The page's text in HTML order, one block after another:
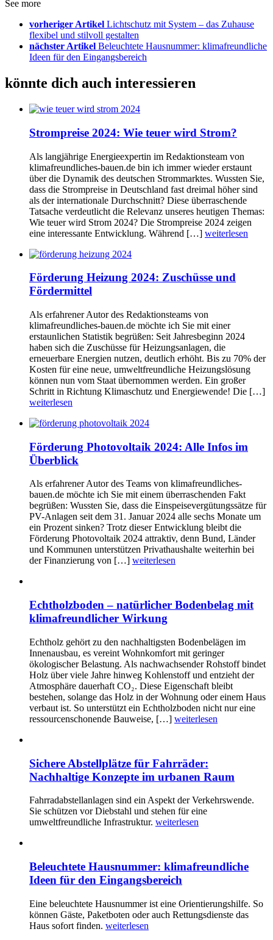
See more
vorheriger Artikel Lichtschutz mit System – das Zuhause
flexibel und stilvoll gestalten
nächster Artikel Beleuchtete Hausnummer: klimafreundliche
Ideen für den Eingangsbereich
könnte dich auch interessieren
Strompreise 2024: Wie teuer wird Strom?
Als langjährige Energieexpertin im Redaktionsteam von
klimafreundliches-bauen.de bin ich immer wieder erstaunt
über die Dynamik des deutschen Strommarktes. Wussten Sie,
dass die Strompreise in Deutschland fast dreimal höher sind
als der internationale Durchschnitt? Diese überraschende
Tatsache verdeutlicht die Relevanz unseres heutigen Themas:
Wie teuer wird Strom 2024? Die Strompreise 2024 zeigen
eine interessante Entwicklung. Während […] weiterlesen
Förderung Heizung 2024: Zuschüsse und
Fördermittel
Als erfahrener Autor des Redaktionsteams von
klimafreundliches-bauen.de möchte ich Sie mit einer
erstaunlichen Statistik begrüßen: Seit Jahresbeginn 2024
haben sich die Zuschüsse für Heizungsanlagen, die
erneuerbare Energien nutzen, deutlich erhöht. Bis zu 70% der
Kosten für eine neue, umweltfreundliche Heizungslösung
können nun vom Staat übernommen werden. Ein großer
Schritt in Richtung Klimaschutz und Energiewende! Die […]
weiterlesen
Förderung Photovoltaik 2024: Alle Infos im
Überblick
Als erfahrener Autor des Teams von klimafreundliches-
bauen.de möchte ich Sie mit einem überraschenden Fakt
begrüßen: Wussten Sie, dass die Einspeisevergütungssätze für
PV-Anlagen seit dem 31. Januar 2024 alle sechs Monate um
ein Prozent sinken? Trotz dieser Entwicklung bleibt die
Förderung Photovoltaik 2024 attraktiv, denn Bund, Länder
und Kommunen unterstützen Privathaushalte weiterhin bei
der Finanzierung von […] weiterlesen
Echtholzboden – natürlicher Bodenbelag mit
klimafreundlicher Wirkung
Echtholz gehört zu den nachhaltigsten Bodenbelägen im
Innenausbau, es vereint Wohnkomfort mit geringer
ökologischer Belastung. Als nachwachsender Rohstoff bindet
Holz über viele Jahre hinweg Kohlenstoff und entzieht der
Atmosphäre dauerhaft CO₂. Diese Eigenschaft bleibt
bestehen, solange das Holz in der Wohnung oder einem Haus
verbaut ist. So unterstützt ein Echtholzboden nicht nur eine
ressourcenschonende Bauweise, […] weiterlesen
Sichere Abstellplätze für Fahrräder:
Nachhaltige Konzepte im urbanen Raum
Fahrradabstellanlagen sind ein Aspekt der Verkehrswende.
Sie schützen vor Diebstahl und stehen für eine
umweltfreundliche Infrastruktur. weiterlesen
Beleuchtete Hausnummer: klimafreundliche
Ideen für den Eingangsbereich
Eine beleuchtete Hausnummer ist eine Orientierungshilfe. So
können Gäste, Paketboten oder auch Rettungsdienste das
Haus sofort finden. weiterlesen